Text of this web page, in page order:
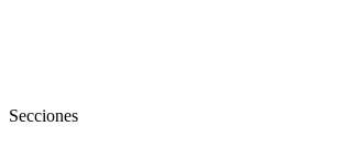
Secciones